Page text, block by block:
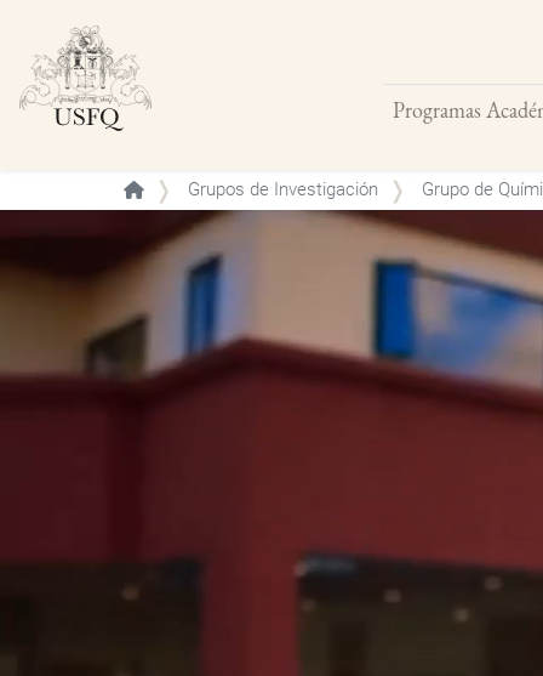
Programas
Buscar
Grupos de Investigación Grupo de